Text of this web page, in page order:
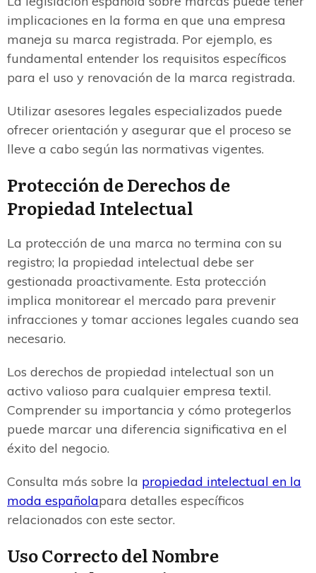
implicaciones en la forma en que una empresa
maneja su marca registrada. Por ejemplo, es
fundamental entender los requisitos específicos
para el uso y renovación de la marca registrada.
Utilizar asesores legales especializados puede
ofrecer orientación y asegurar que el proceso se
lleve a cabo según las normativas vigentes.
Protección de Derechos de
Propiedad Intelectual
La protección de una marca no termina con su
registro; la propiedad intelectual debe ser
gestionada proactivamente. Esta protección
implica monitorear el mercado para prevenir
infracciones y tomar acciones legales cuando sea
necesario.
Los derechos de propiedad intelectual son un
activo valioso para cualquier empresa textil.
Comprender su importancia y cómo protegerlos
puede marcar una diferencia significativa en el
éxito del negocio.
Consulta más sobre la propiedad intelectual en la
moda españolapara detalles específicos
relacionados con este sector.
Uso Correcto del Nombre